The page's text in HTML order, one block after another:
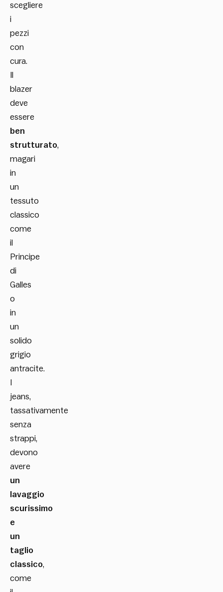
scegliere
i
pezzi
con
cura.
blazer
deve
essere
ben
strutturato,
magari
in
un
tessuto
classico
come
il
Principe
di
Galles
o
in
un
solido
grigio
antracite.
jeans,
tassativamente
senza
strappi,
devono
avere
un
lavaggio
scurissimo
e
un
taglio
classico,
come